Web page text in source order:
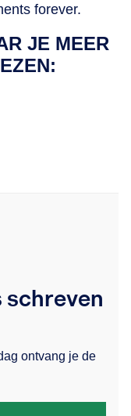
forever.
JE MEER
schreven
ontvang je de